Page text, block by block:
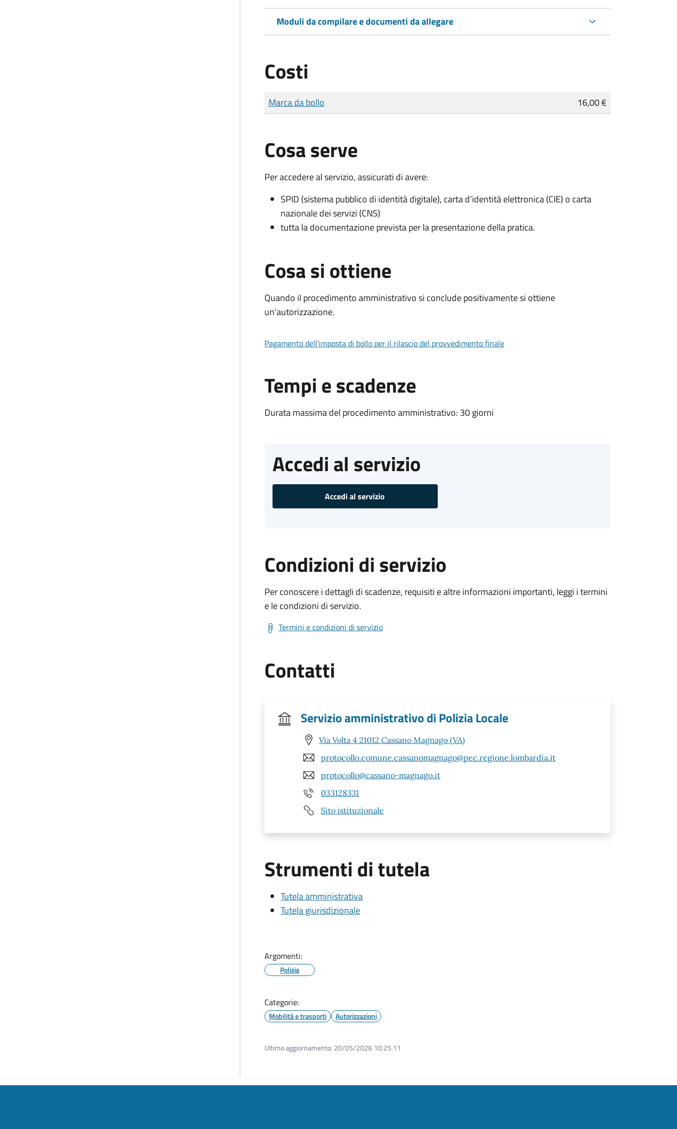
Moduli da compilare e documenti da allegare
Costi
Tipo di pagamento
Importo
Marca da bollo 16,00 €
Cosa serve
Per accedere al servizio, assicurati di avere:
SPID (sistema pubblico di identità digitale), carta d’identità elettronica (CIE) o carta
nazionale dei servizi (CNS)
tutta la documentazione prevista per la presentazione della pratica.
Cosa si ottiene
Quando il procedimento amministrativo si conclude positivamente si ottiene
un'autorizzazione.
Pagamento dell'imposta di bollo per il rilascio del provvedimento finale
Tempi e scadenze
Durata massima del procedimento amministrativo: 30 giorni
Accedi al servizio
Accedi al servizio
Condizioni di servizio
Per conoscere i dettagli di scadenze, requisiti e altre informazioni importanti, leggi i termini
e le condizioni di servizio.
Termini e condizioni di servizio
Contatti
Servizio amministrativo di Polizia Locale
Via Volta 4 21012 Cassano Magnago (VA)
protocollo.comune.cassanomagnago@pec.regione.lombardia.it
protocollo@cassano-magnago.it
033128331
Sito istituzionale
Strumenti di tutela
Tutela amministrativa
Tutela giurisdizionale
Argomenti:
Polizia
Categorie:
Mobilità e trasporti Autorizzazioni
Ultimo aggiornamento: 20/05/2026 10:25.11